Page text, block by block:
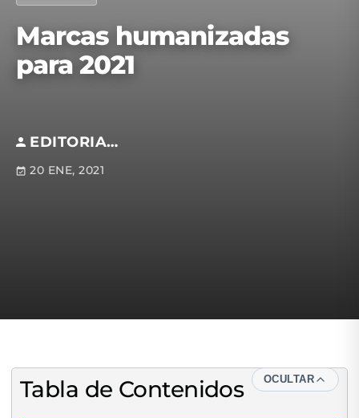
Marcas humanizadas
para 2021
EDITORIAL S.M
20 ENE, 2021
Tabla de Contenidos OCULTAR